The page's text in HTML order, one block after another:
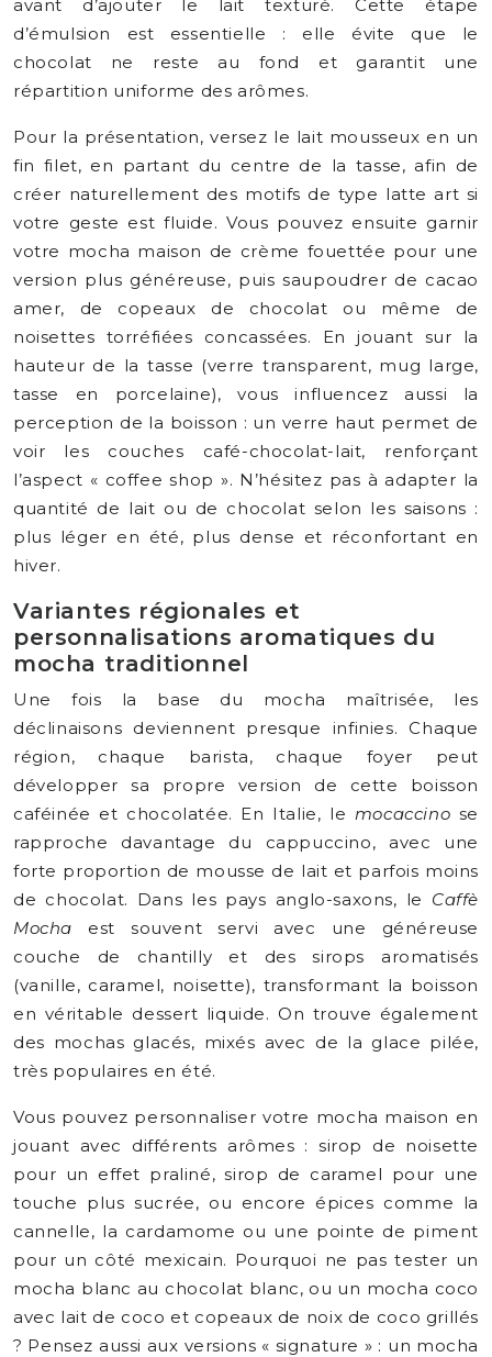
avant d’ajouter le lait texturé. Cette étape
d’émulsion est essentielle : elle évite que le
chocolat ne reste au fond et garantit une
répartition uniforme des arômes.
Pour la présentation, versez le lait mousseux en un
fin filet, en partant du centre de la tasse, afin de
créer naturellement des motifs de type latte art si
votre geste est fluide. Vous pouvez ensuite garnir
votre mocha maison de crème fouettée pour une
version plus généreuse, puis saupoudrer de cacao
amer, de copeaux de chocolat ou même de
noisettes torréfiées concassées. En jouant sur la
hauteur de la tasse (verre transparent, mug large,
tasse en porcelaine), vous influencez aussi la
perception de la boisson : un verre haut permet de
voir les couches café-chocolat-lait, renforçant
l’aspect « coffee shop ». N’hésitez pas à adapter la
quantité de lait ou de chocolat selon les saisons :
plus léger en été, plus dense et réconfortant en
hiver.
Variantes régionales et
personnalisations aromatiques du
mocha traditionnel
Une fois la base du mocha maîtrisée, les
déclinaisons deviennent presque infinies. Chaque
région, chaque barista, chaque foyer peut
développer sa propre version de cette boisson
caféinée et chocolatée. En Italie, le mocaccino se
rapproche davantage du cappuccino, avec une
forte proportion de mousse de lait et parfois moins
de chocolat. Dans les pays anglo-saxons, le Caffè
Mocha est souvent servi avec une généreuse
couche de chantilly et des sirops aromatisés
(vanille, caramel, noisette), transformant la boisson
en véritable dessert liquide. On trouve également
des mochas glacés, mixés avec de la glace pilée,
très populaires en été.
Vous pouvez personnaliser votre mocha maison en
jouant avec différents arômes : sirop de noisette
pour un effet praliné, sirop de caramel pour une
touche plus sucrée, ou encore épices comme la
cannelle, la cardamome ou une pointe de piment
pour un côté mexicain. Pourquoi ne pas tester un
mocha blanc au chocolat blanc, ou un mocha coco
avec lait de coco et copeaux de noix de coco grillés
? Pensez aussi aux versions « signature » : un mocha